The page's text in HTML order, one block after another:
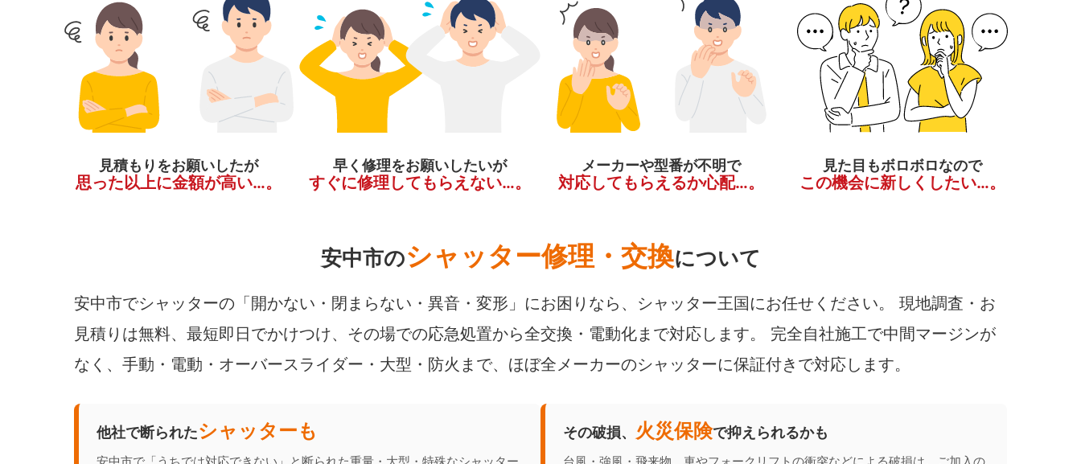
見積もりをお願いしたが
思った以上に金額が高い…。
早く修理をお願いしたいが
すぐに修理してもらえない…。
メーカーや型番が不明で
対応してもらえるか心配…。
見た目もボロボロなので
この機会に新しくしたい…。
安中市のシャッター修理・交換について
安中市でシャッターの「開かない・閉まらない・異音・変形」にお困りなら、シャッター王国にお任せください。 現地調査・お
見積りは無料、最短即日でかけつけ、その場での応急処置から全交換・電動化まで対応します。 完全自社施工で中間マージンが
なく、手動・電動・オーバースライダー・大型・防火まで、ほぼ全メーカーのシャッターに保証付きで対応します。
他社で断られたシャッターも その破損、 火災保険で抑えられるかも